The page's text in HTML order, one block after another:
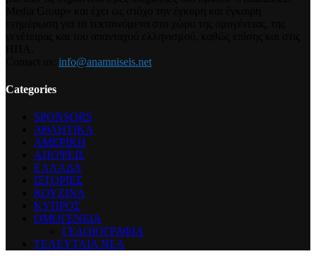
info@anamniseis.net
Categories
SPONSORS
ΑΘΛΗΤΙΚΑ
ΑΜΕΡΙΚΗ
ΑΠΟΨΕΙΣ
ΕΛΛΑΔΑ
ΙΣΤΟΡΙΕΣ
ΚΟΥΖΙΝΑ
ΚΥΠΡΟΣ
ΟΜΟΓΕΝΕΙΑ
ΓΕΛΟΙΟΓΡΑΦΙΑ
ΤΕΛΕΥΤΑΙΑ ΝΕΑ